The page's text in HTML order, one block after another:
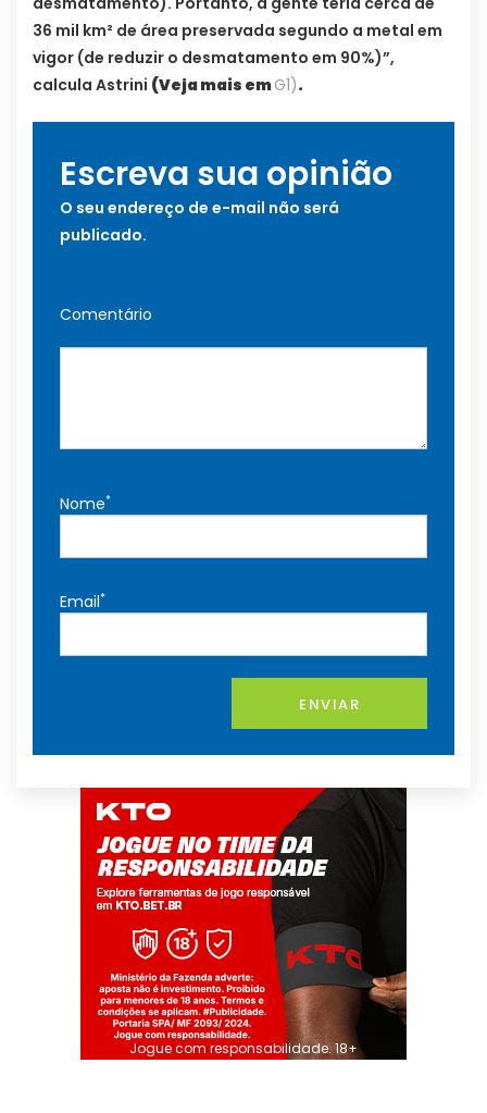
36 mil km² de área preservada segundo a metal em
vigor (de reduzir o desmatamento em 90%)”,
calcula Astrini (Veja mais emG1).
Escreva sua opinião
O seu endereço de e-mail não será
publicado.
Comentário
Nome*
Email*
ENVIAR
Jogue com responsabilidade. 18+